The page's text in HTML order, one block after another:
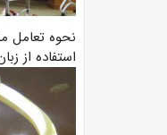
نحوه تعامل
استفاده از